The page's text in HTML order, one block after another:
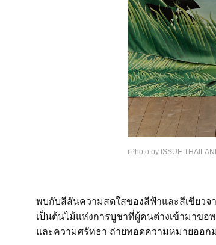
(Photo by ISSUE
พบกับสีสันความสดใสของสีฟ้าและสีเขียว
เป็นต้นไม้แห่งการบูชาที่ผู้คนต่างเข้ามาขอ
และความศรัทธา ถ่ายทอดความหมายออก